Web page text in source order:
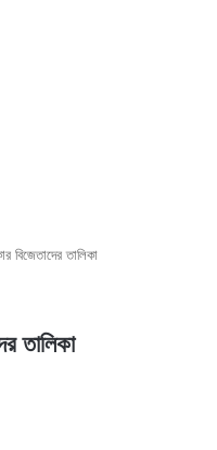
তালিকা
তালিকা